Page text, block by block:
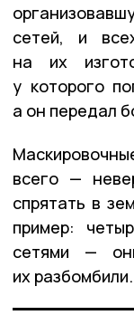
сетей, и
на их
у которого
а он передал
всего —
спрятать в
пример:
сетями —
их разбомбили.